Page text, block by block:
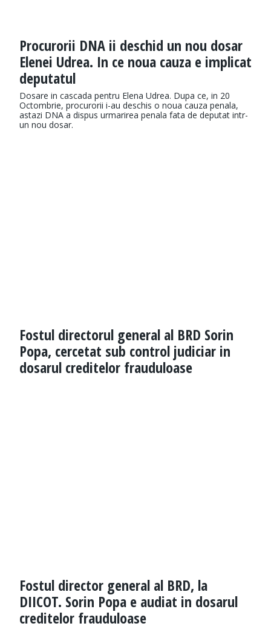
Procurorii DNA ii deschid un nou dosar
Elenei Udrea. In ce noua cauza e implicat
deputatul
Dosare in cascada pentru Elena Udrea. Dupa ce, in 20
Octombrie, procurorii i-au deschis o noua cauza penala,
astazi DNA a dispus urmarirea penala fata de deputat intr-
un nou dosar.
Fostul directorul general al BRD Sorin
Popa, cercetat sub control judiciar in
dosarul creditelor frauduloase
Fostul director general al BRD, la
DIICOT. Sorin Popa e audiat in dosarul
creditelor frauduloase